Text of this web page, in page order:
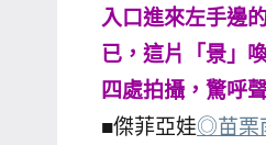
作
者、
發
表
入口進來左手邊
已，這片「景」
四處拍攝，驚呼
■傑菲亞娃◎苗栗